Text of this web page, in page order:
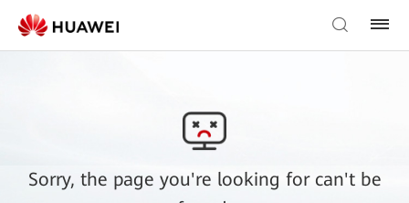
Sorry, the page you're looking for can't be